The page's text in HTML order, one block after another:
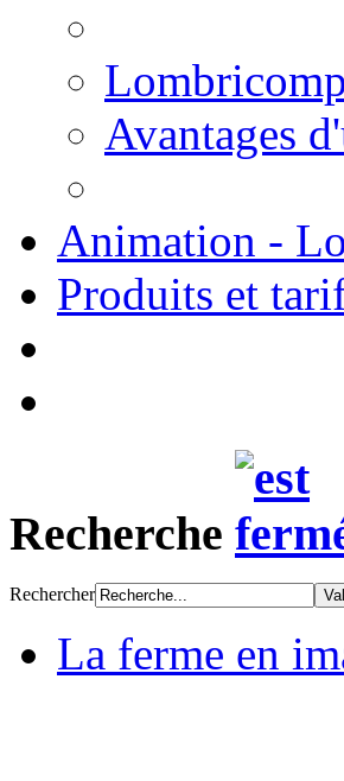
Avantages
Animation -
Produits et
Recherche
Rechercher
La ferme en